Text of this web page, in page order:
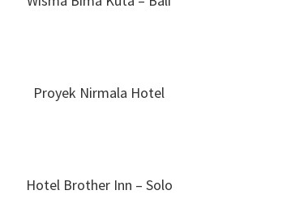
Proyek Nirmala Hotel
Hotel Brother Inn – Solo